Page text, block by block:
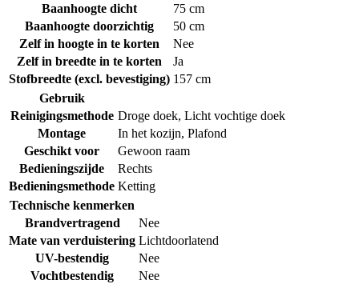
Baanhoogte dicht
75 cm
Baanhoogte doorzichtig
50 cm
Zelf in hoogte in te korten
Nee
Zelf in breedte in te korten
Ja
Stofbreedte (excl. bevestiging) 157 cm
Gebruik
Reinigingsmethode Droge doek, Licht vochtige doek
Montage
In het kozijn, Plafond
Geschikt voor
Gewoon raam
Bedieningszijde
Rechts
Bedieningsmethode Ketting
Technische kenmerken
Brandvertragend
Nee
Mate van verduistering Lichtdoorlatend
UV-bestendig
Nee
Vochtbestendig
Nee